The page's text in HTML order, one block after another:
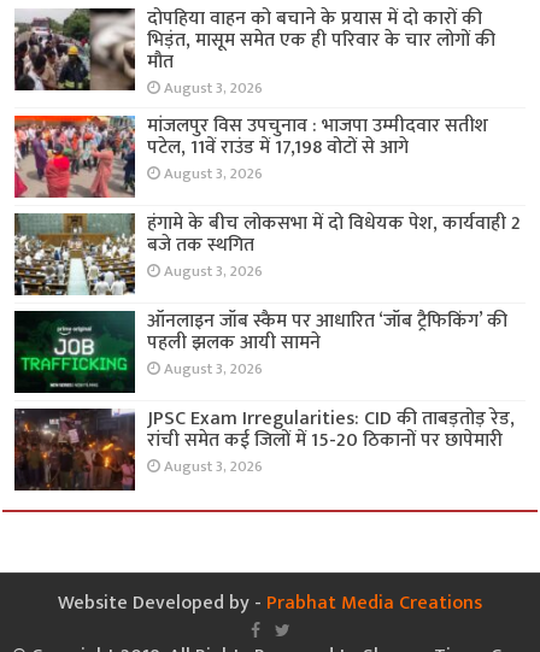
दोपहिया वाहन को बचाने के प्रयास में दो कारों की
भिड़ंत, मासूम समेत एक ही परिवार के चार लोगों की
मौत
August 3, 2026
मांजलपुर विस उपचुनाव : भाजपा उम्मीदवार सतीश
पटेल, 11वें राउंड में 17,198 वोटों से आगे
August 3, 2026
हंगामे के बीच लोकसभा में दो विधेयक पेश, कार्यवाही 2
बजे तक स्थगित
August 3, 2026
ऑनलाइन जॉब स्कैम पर आधारित ‘जॉब ट्रैफिकिंग’ की
पहली झलक आयी सामने
August 3, 2026
JPSC Exam Irregularities: CID की ताबड़तोड़ रेड,
रांची समेत कई जिलों में 15-20 ठिकानों पर छापेमारी
August 3, 2026
Website Developed by - Prabhat Media Creations